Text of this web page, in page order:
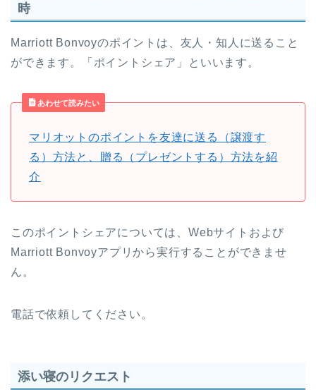
時
Marriott Bonvoyのポイントは、友人・知人に送ること
ができます。「ポイントシェア」といいます。
あわせて読みたい
マリオットのポイントを友達に送る（譲渡す
る）方法と、贈る（プレゼントする）方法を紹
介
このポイントシェアについては、Webサイトおよび
Marriott Bonvoyアプリから実行することができませ
ん。
電話で依頼してください。
添い寝のリクエスト